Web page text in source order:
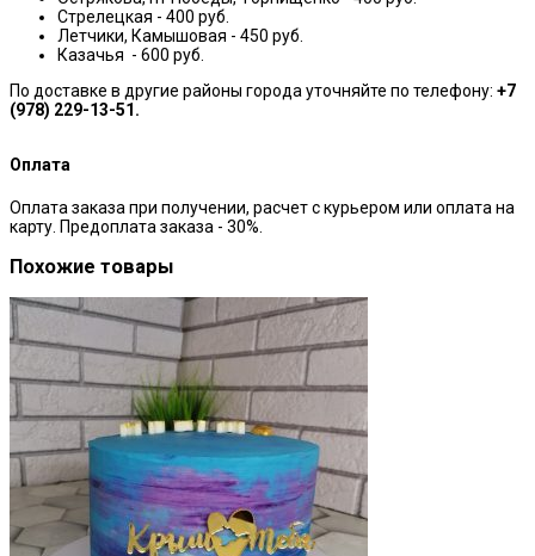
Стрелецкая - 400 руб.
Летчики, Камышовая - 450 руб.
Казачья - 600 руб.
По доставке в другие районы города уточняйте по телефону: +7
(978) 229-13-51.
Оплата
Оплата заказа при получении, расчет с курьером или оплата на
карту. Предоплата заказа - 30%.
Похожие товары